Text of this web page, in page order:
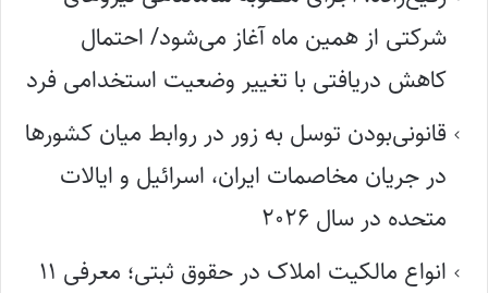
شرکتی از همین ماه آغاز می‌شود/ احتمال
کاهش دریافتی با تغییر وضعیت استخدامی فرد
قانونی‌بودن توسل به زور در روابط میان کشورها
در جریان مخاصمات ایران، اسرائیل و ایالات
متحده در سال ۲۰۲۶
انواع مالکیت املاک در حقوق ثبتی؛ معرفی ۱۱